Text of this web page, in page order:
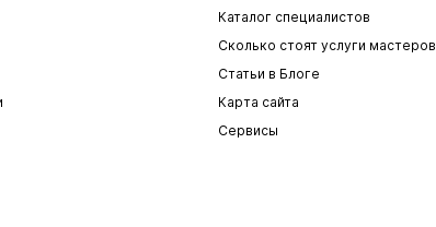
Каталог специалистов
Сколько стоят услуги мастеров
Статьи в Блоге
Карта сайта
Сервисы